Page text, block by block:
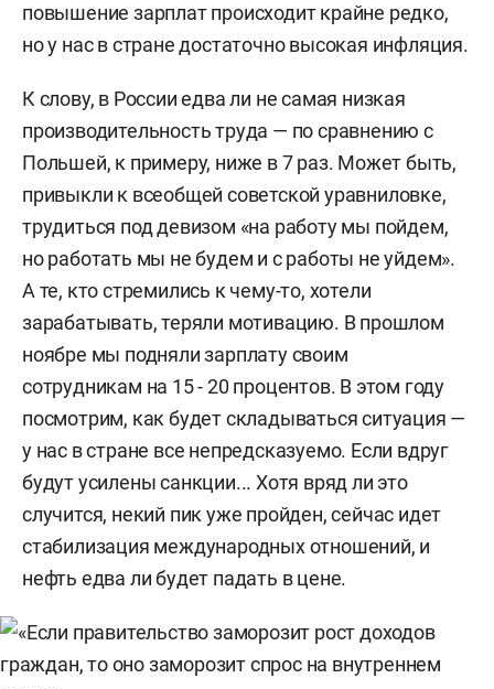
повышение зарплат происходит крайне редко,
но у нас в стране достаточно высокая инфляция.
К слову, в России едва ли не самая низкая
производительность труда — по сравнению с
Польшей, к примеру, ниже в 7 раз. Может быть,
привыкли к всеобщей советской уравниловке,
трудиться под девизом «на работу мы пойдем,
но работать мы не будем и с работы не уйдем».
А те, кто стремились к чему-то, хотели
зарабатывать, теряли мотивацию. В прошлом
ноябре мы подняли зарплату своим
сотрудникам на 15 - 20 процентов. В этом году
посмотрим, как будет складываться ситуация —
у нас в стране все непредсказуемо. Если вдруг
будут усилены санкции... Хотя вряд ли это
случится, некий пик уже пройден, сейчас идет
стабилизация международных отношений, и
нефть едва ли будет падать в цене.